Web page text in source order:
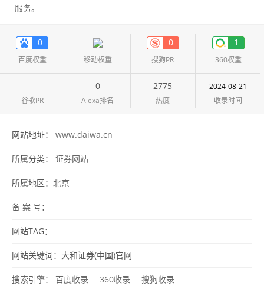
服务。
0
百度权重 移动权重
0
搜狗PR
1
360权重
谷歌PR
0
Alexa排名
2775
热度
2024-08-21
收录时间
网站地址： www.daiwa.cn
所属分类： 证券网站
所属地区： 北京
备 案 号：
网站TAG：
网站关键词：大和证券(中国)官网
搜索引擎： 百度收录 360收录 搜狗收录